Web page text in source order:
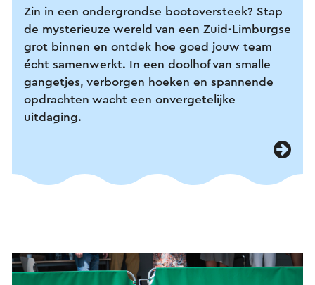
Zin in een ondergrondse bootoversteek? Stap
de mysterieuze wereld van een Zuid-Limburgse
grot binnen en ontdek hoe goed jouw team
écht samenwerkt. In een doolhof van smalle
gangetjes, verborgen hoeken en spannende
opdrachten wacht een onvergetelijke
uitdaging.